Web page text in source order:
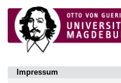
Impressum